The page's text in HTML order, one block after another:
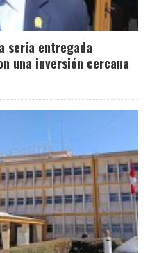
sería entregada
una inversión cercana